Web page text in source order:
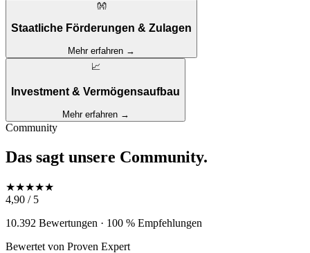
👐
Staatliche Förderungen & Zulagen
Mehr erfahren →
📈
Investment & Vermögensaufbau
Mehr erfahren →
Community
Das sagt unsere Community.
★★★★★
4,90 / 5
10.392 Bewertungen · 100 % Empfehlungen
Bewertet von Proven Expert